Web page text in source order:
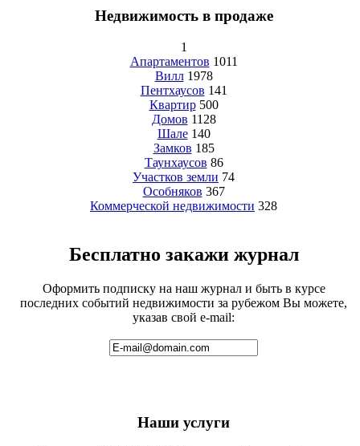
Недвижимость в продаже
1
Апартаментов 1011
Вилл 1978
Пентхаусов 141
Квартир 500
Домов 1128
Шале 140
Замков 185
Таунхаусов 86
Участков земли 74
Особняков 367
Коммерческой недвижимости 328
Бесплатно закажи журнал
Оформить подписку на наш журнал и быть в курсе
последних событий недвижимости за рубежом Вы можете,
указав свой e-mail:
Наши услуги